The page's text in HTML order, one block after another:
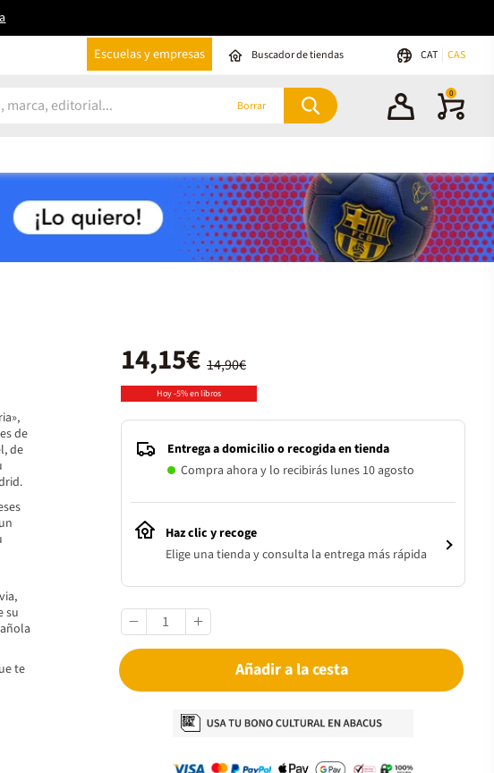
Escuelas y empresas Buscador de tiendas CAT CAS
Borrar
0
de
de
su
te
14,90€
14,15€
Hoy -5% en libros
Entrega a domicilio o recogida en tienda
Compra ahora y lo recibirás lunes 10 agosto
Haz clic y recoge
Elige una tienda y consulta la entrega más rápida
Añadir a la cesta